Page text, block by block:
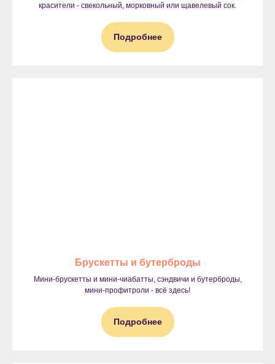
красители - свекольный, морковный или щавелевый сок.
Подробнее
Брускетты и бутерброды
Мини-брускетты и мини-чиабатты, сэндвичи и бутерброды,
мини-профитроли - всё здесь!
Подробнее